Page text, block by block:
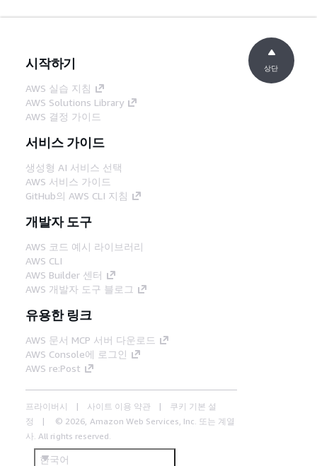
시작하기
AWS 실습 지침
AWS Solutions Library
AWS 결정 가이드
서비스 가이드
생성형 AI 서비스 선택
AWS 서비스 가이드
GitHub의 AWS CLI 지침
개발자 도구
AWS 코드 예시 라이브러리
AWS CLI
AWS Builder 센터
AWS 개발자 도구 블로그
유용한 링크
AWS 문서 MCP 서버 다운로드
AWS Console에 로그인
AWS re:Post
프라이버시 사이트 이용 약관
쿠키 기본 설
정
© 2026, Amazon Web Services, Inc. 또는 계열
사. All rights reserved.
한국어
상단